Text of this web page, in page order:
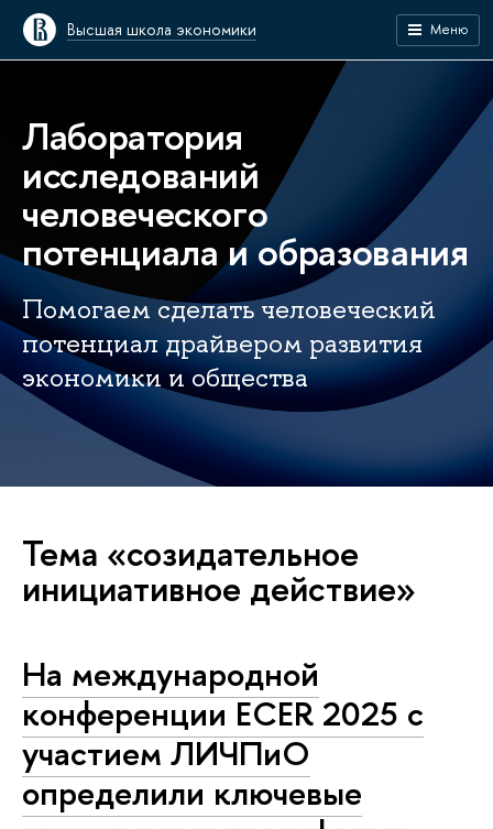
Высшая школа экономики Меню
Лаборатория
исследований
человеческого
потенциала и образования
Помогаем сделать человеческий
потенциал драйвером развития
экономики и общества
Тема «созидательное
инициативное действие»
На меж­ду­на­род­ной
конференции ECER 2025 с
участием ЛИЧПиО
определили ключевые